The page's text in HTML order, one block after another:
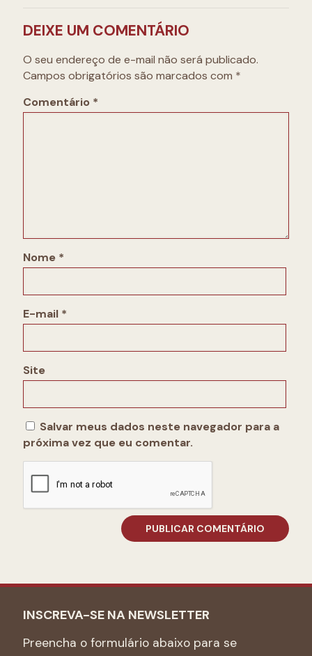
DEIXE UM COMENTÁRIO
O seu endereço de e-mail não será publicado.
Campos obrigatórios são marcados com *
Comentário *
Nome *
E-mail *
Site
Salvar meus dados neste navegador para a
próxima vez que eu comentar.
INSCREVA-SE NA NEWSLETTER
Preencha o formulário abaixo para se